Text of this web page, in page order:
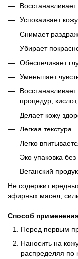
Успокаивает кожу.
Снимает
Убирает
Обеспечивает
Уменьшает
процедур,
Делает кожу
Легкая текстура.
Легко
Эко упаковка без
Веганский
Не содержит
эфирных масел,
Способ
Перед первым
Наносить на
распределяя по